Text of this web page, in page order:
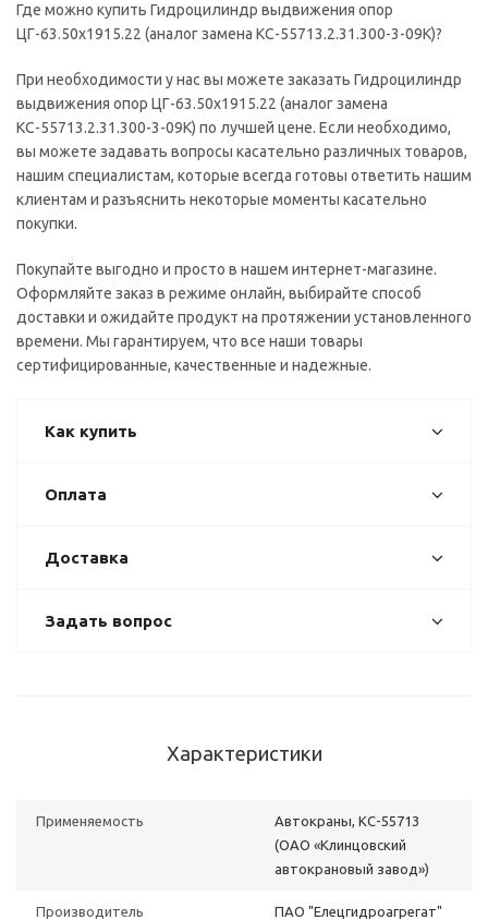
Где можно купить Гидроцилиндр выдвижения опор
ЦГ-63.50х1915.22 (аналог замена КС-55713.2.31.300-3-09К)?
При необходимости у нас вы можете заказать Гидроцилиндр
выдвижения опор ЦГ-63.50х1915.22 (аналог замена
КС-55713.2.31.300-3-09К) по лучшей цене. Если необходимо,
вы можете задавать вопросы касательно различных товаров,
нашим специалистам, которые всегда готовы ответить нашим
клиентам и разъяснить некоторые моменты касательно
покупки.
Покупайте выгодно и просто в нашем интернет-магазине.
Оформляйте заказ в режиме онлайн, выбирайте способ
доставки и ожидайте продукт на протяжении установленного
времени. Мы гарантируем, что все наши товары
сертифицированные, качественные и надежные.
Как купить
Оплата
Доставка
Задать вопрос
Характеристики
Применяемость
Автокраны, КС-55713
(ОАО «Клинцовский
автокрановый завод»)
Производитель ПАО "Елецгидроагрегат"